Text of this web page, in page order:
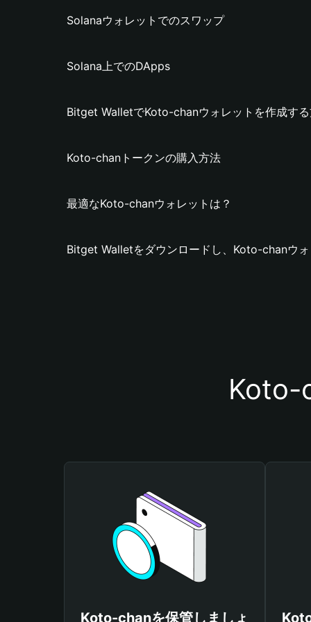
Solanaウォレットでのスワップ
Solana上でのDApps
Bitget WalletでKoto-chanウォレットを作成す
Koto-chanトークンの購入方法
最適なKoto-chanウォレットは？
Bitget Walletをダウンロードし、Koto-chanウ
Koto-
Koto-chanを保管しましょ